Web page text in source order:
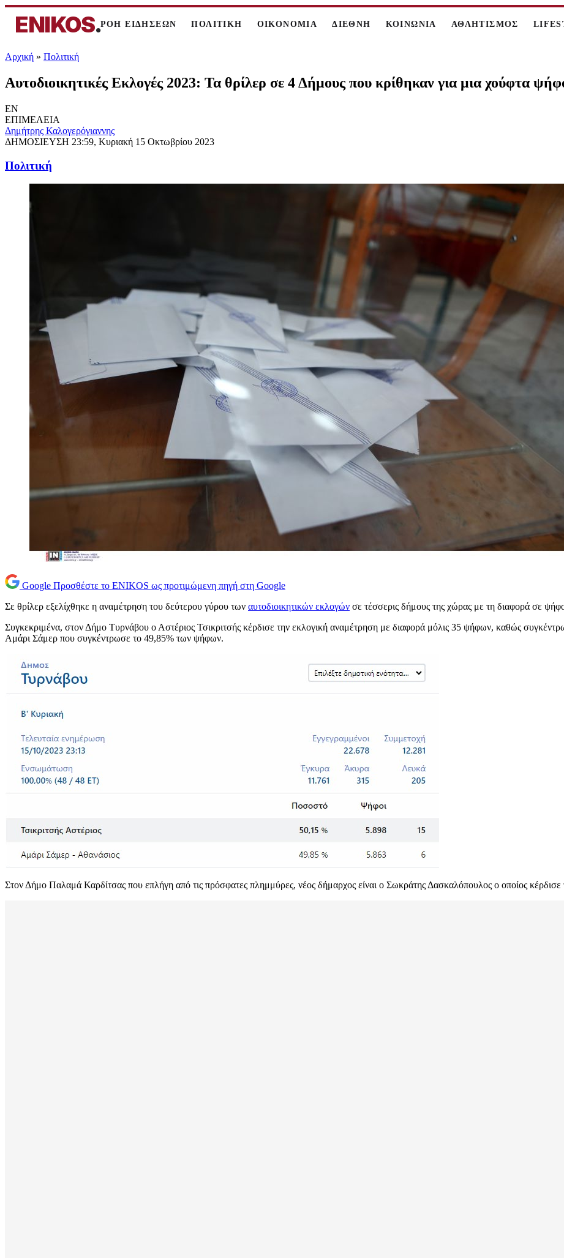
ENIKOS.ΡΟΗ ΕΙΔΗΣΕΩΝ ΠΟΛΙΤΙΚΗ ΟΙΚΟΝΟΜΙΑ ΔΙΕΘΝΗ ΚΟΙΝΩΝΙΑ ΑΘΛΗΤΙΣΜΟΣ
Αρχική » Πολιτική
Αυτοδιοικητικές Εκλογές 2023: Τα θρίλερ σε 4 Δήμους που κρίθηκαν για μια χούφτα
EN
ΕΠΙΜΕΛΕΙΑ
Δημήτρης Καλογερόγιαννης
ΔΗΜΟΣΙΕΥΣΗ 23:59, Κυριακή 15 Οκτωβρίου 2023
Πολιτική
Google Προσθέστε το ENIKOS ως προτιμώμενη πηγή στη Google
Σε θρίλερ εξελίχθηκε η αναμέτρηση του δεύτερου γύρου των αυτοδιοικητικών εκλογών σε τέσσερις δήμους της χώρας με τη διαφορά σε
Συγκεκριμένα, στον Δήμο Τυρνάβου ο Αστέριος Τσικριτσής κέρδισε την εκλογική αναμέτρηση με διαφορά μόλις 35 ψήφων, καθώς
Αμάρι Σάμερ που συγκέντρωσε το 49,85% των ψήφων.
Στον Δήμο Παλαμά Καρδίτσας που επλήγη από τις πρόσφατες πλημμύρες, νέος δήμαρχος είναι ο Σωκράτης Δασκαλόπουλος ο οποίος